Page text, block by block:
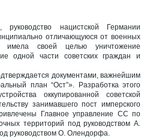
нацистской Германии
отличающуюся от военных
своей целью уничтожение
одной части советских граждан и
документами, важнейшим
план “Ост”». Разработка этого
оккупированной советской
занимавшего пост имперского
Главное управление СС по
территорий под руководством А.
руководством О. Олендорфа.